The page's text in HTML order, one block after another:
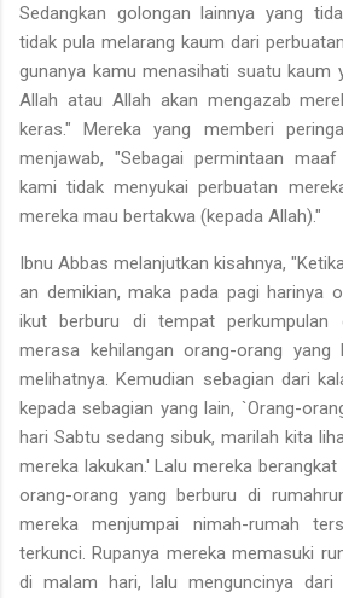
Sedangkan go­longan lainnya yang
tidak pula melarang kaum dari
gunanya kamu menasihati suatu kaum
Allah atau Allah akan mengazab
keras." Mereka yang memberi
menjawab, "Sebagai permintaan
kami tidak menyukai perbuatan
mereka mau bertakwa (kepada Allah)."
Ibnu Abbas melanjutkan kisahnya,
an demikian, maka pada pagi harinya
ikut berburu di tempat perkumpulan
merasa kehi­langan orang-orang yang
melihatnya. Kemu­dian sebagian dari
kepada sebagian yang lain, `Orang-
hari Sabtu sedang sibuk, ma­rilah kita
mereka lakukan.' Lalu mereka
orang-orang yang berburu di
mereka menjumpai nimah-rumah
terkunci. Rupanya mereka memasuki
di malam hari, lalu menguncinya dari